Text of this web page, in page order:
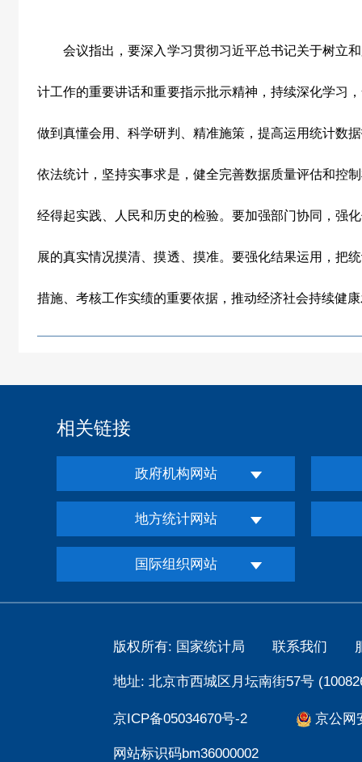
会议指出，要深入学习贯彻习近平总书记关于树立和
计工作的重要讲话和重要指示批示精神，持续深化学习
做到真懂会用、科学研判、精准施策，提高运用统计数
依法统计，坚持实事求是，健全完善数据质量评估和控
经得起实践、人民和历史的检验。要加强部门协同，强
展的真实情况摸清、摸透、摸准。要强化结果运用，把
措施、考核工作实绩的重要依据，推动经济社会持续健
相关链接
政府机构网站
地方统计网站
国际组织网站
版权所有: 国家统计局 联系我们
地址: 北京市西城区月坛南街57号
京ICP备05034670号-2 京公网
网站标识码bm36000002